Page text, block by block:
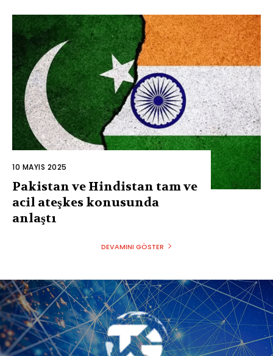
10 MAYIS 2025
Pakistan ve Hindistan tam ve
acil ateşkes konusunda
anlaştı
DEVAMINI GÖSTER